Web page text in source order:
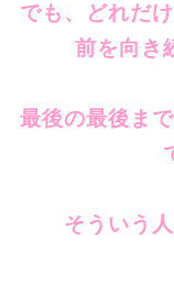
でも、どれだ
前を向き
最後の最後ま
そういう